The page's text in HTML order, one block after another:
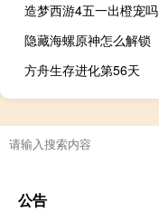
造梦西游4五一出橙宠吗
隐藏海螺原神怎么解锁
方舟生存进化第56天
公告